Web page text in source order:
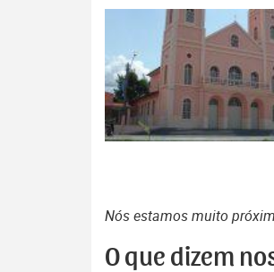
Nós estamos muito
O que dizem